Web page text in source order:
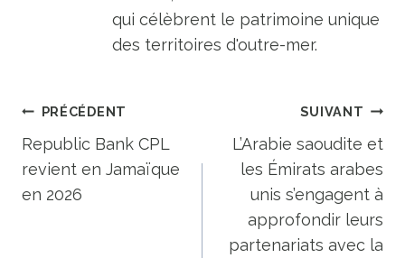
qui célèbrent le patrimoine unique
des territoires d'outre-mer.
Navigation
de
l’article
PRÉCÉDENT
Republic Bank CPL
revient en Jamaïque
en 2026
SUIVANT
L’Arabie saoudite et
les Émirats arabes
unis s’engagent à
approfondir leurs
partenariats avec la